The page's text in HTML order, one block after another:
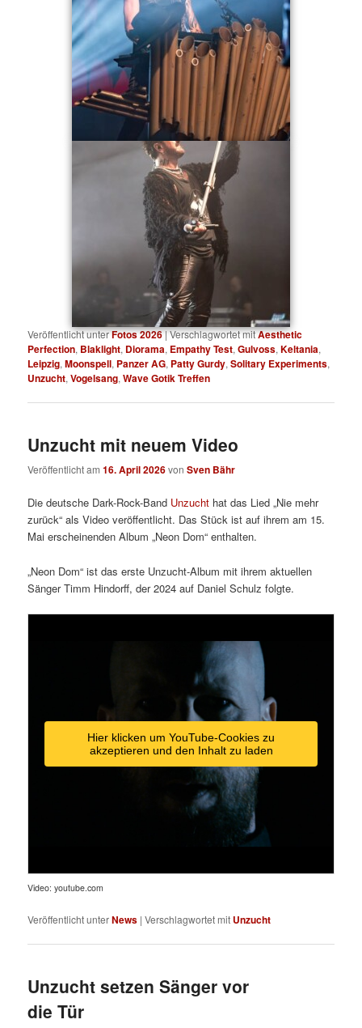
Veröffentlicht unterFotos 2026|Verschlagwortet mitAesthetic
Perfection, Blaklight, Diorama, Empathy Test,Gulvoss,Keltania,
Leipzig,Moonspell, Panzer AG, Patty Gurdy,Solitary Experiments,
Unzucht,Vogelsang,Wave Gotik Treffen
Unzucht mit neuem Video
Veröffentlicht am16. April 2026vonSven Bähr
Die deutsche Dark-Rock-Band Unzucht hat das Lied „Nie mehr
zurück“ als Video veröffentlicht. Das Stück ist auf ihrem am 15.
Mai erscheinenden Album „Neon Dom“ enthalten.
„Neon Dom“ ist das erste Unzucht-Album mit ihrem aktuellen
Sänger Timm Hindorff, der 2024 auf Daniel Schulz folgte.
Hier klicken um YouTube-Cookies zu
akzeptieren und den Inhalt zu laden
Video: youtube.com
Veröffentlicht unterNews |Verschlagwortet mit Unzucht
Unzucht setzen Sänger vor
die Tür